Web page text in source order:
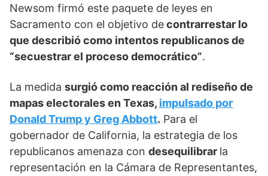
Newsom firmó este paquete de leyes en
Sacramento con el objetivo decontrarrestar lo
que describió como intentos republicanos de
“secuestrar el proceso democrático”.
La medida surgió como reacción al rediseño de
mapas electorales en Texas, impulsado por
Donald Trump y Greg Abbott. Para el
gobernador de California, la estrategia de los
republicanos amenaza con desequilibrar la
representación en la Cámara de Representantes,